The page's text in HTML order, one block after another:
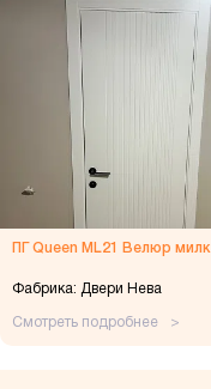
ПГ Queen ML21 Велюр милк
Фабрика: Двери Нева
Смотреть подробнее